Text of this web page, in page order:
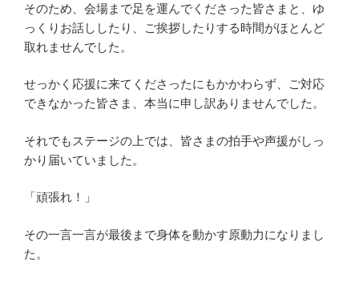
そのため、会場まで足を運んでくださった皆さまと、ゆ
っくりお話ししたり、ご挨拶したりする時間がほとんど
取れませんでした。
せっかく応援に来てくださったにもかかわらず、ご対応
できなかった皆さま、本当に申し訳ありませんでした。
それでもステージの上では、皆さまの拍手や声援がしっ
かり届いていました。
「頑張れ！」
その一言一言が最後まで身体を動かす原動力になりまし
た。